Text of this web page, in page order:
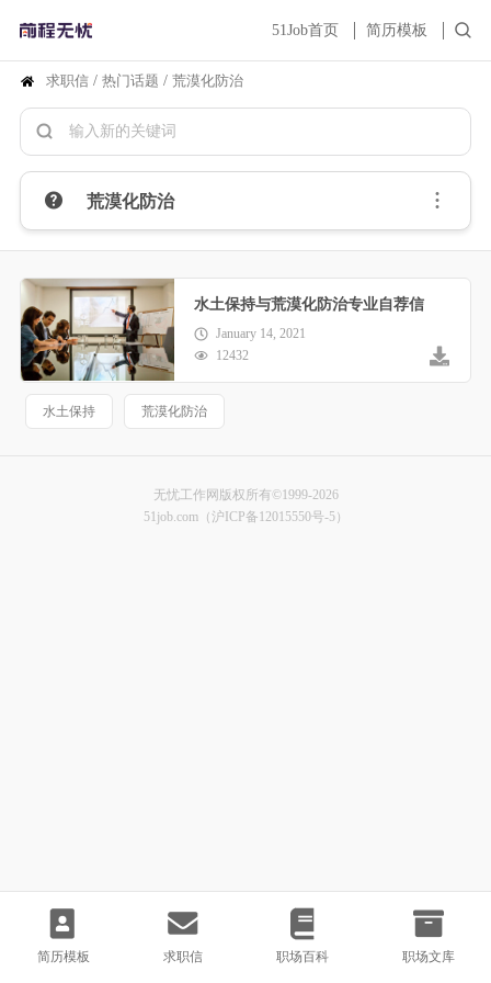
51Job首页 简历模板
简历模板 求职信 职场百科 职场文库
求职信 / 热门话题 / 荒漠化防治
荒漠化防治
水土保持与荒漠化防治专业自荐信
January 14, 2021
12432
水土保持 荒漠化防治
无忧工作网版权所有©1999-2026
51job.com（沪ICP备12015550号-5）